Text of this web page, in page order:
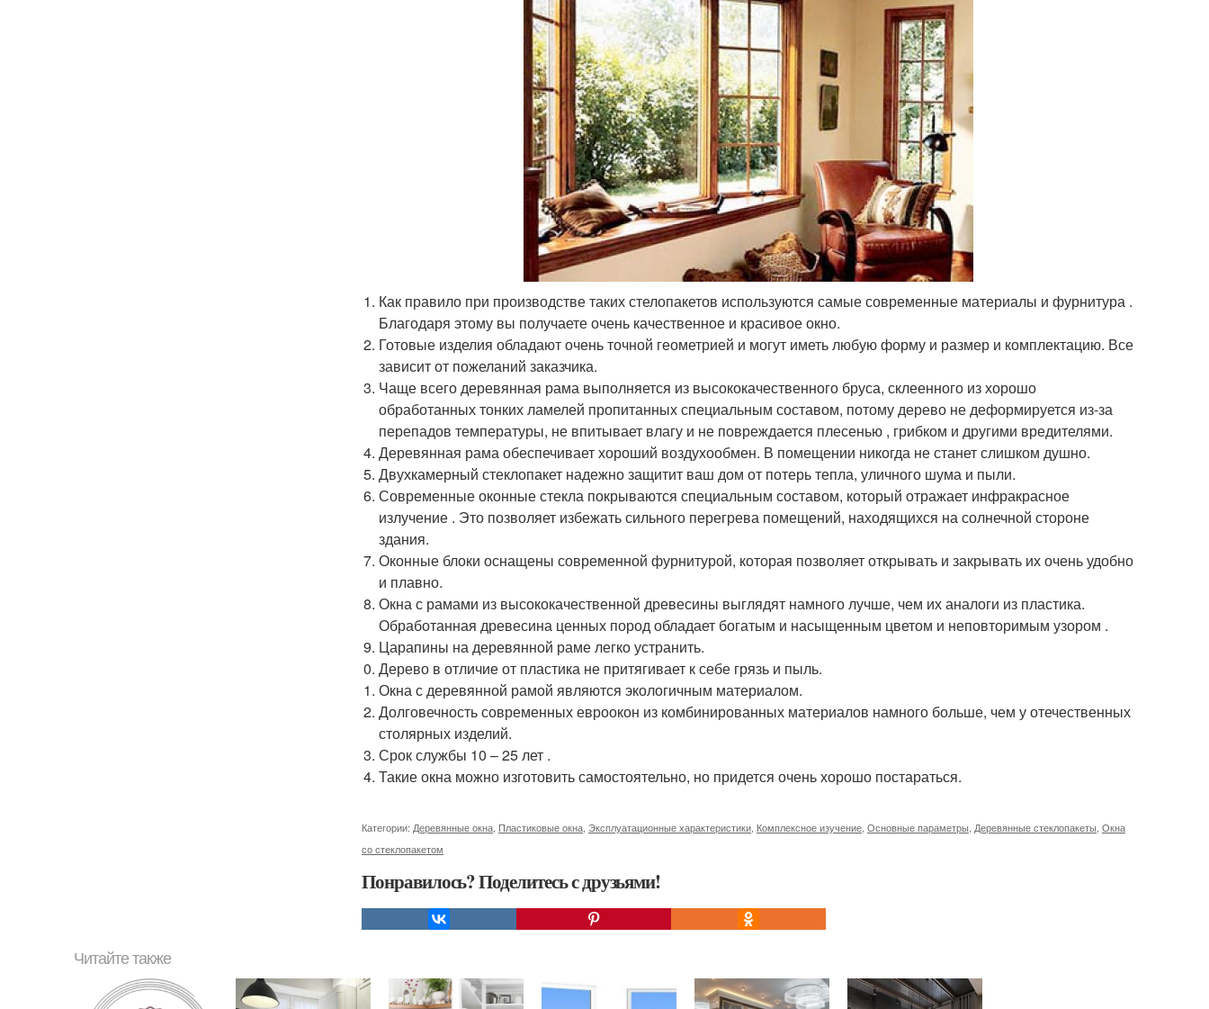
Как правило при производстве таких стелопакетов используются самые современные материалы и фурнитура .
Благодаря этому вы получаете очень качественное и красивое окно.
Готовые изделия обладают очень точной геометрией и могут иметь любую форму и размер и комплектацию. Все
зависит от пожеланий заказчика.
Чаще всего деревянная рама выполняется из высококачественного бруса, склеенного из хорошо
обработанных тонких ламелей пропитанных специальным составом, потому дерево не деформируется из-за
перепадов температуры, не впитывает влагу и не повреждается плесенью , грибком и другими вредителями.
Деревянная рама обеспечивает хороший воздухообмен. В помещении никогда не станет слишком душно.
Двухкамерный стеклопакет надежно защитит ваш дом от потерь тепла, уличного шума и пыли.
Современные оконные стекла покрываются специальным составом, который отражает инфракрасное
излучение . Это позволяет избежать сильного перегрева помещений, находящихся на солнечной стороне
здания.
Оконные блоки оснащены современной фурнитурой, которая позволяет открывать и закрывать их очень удобно
и плавно.
Окна с рамами из высококачественной древесины выглядят намного лучше, чем их аналоги из пластика.
Обработанная древесина ценных пород обладает богатым и насыщенным цветом и неповторимым узором .
Царапины на деревянной раме легко устранить.
Дерево в отличие от пластика не притягивает к себе грязь и пыль.
Окна с деревянной рамой являются экологичным материалом.
Долговечность современных евроокон из комбинированных материалов намного больше, чем у отечественных
столярных изделий.
Срок службы 10 – 25 лет .
Такие окна можно изготовить самостоятельно, но придется очень хорошо постараться.
Категории: Деревянные окна Пластиковые окна Эксплуатационные характеристики Комплексное изучение Основные параметры Деревянные стеклопакеты Окна
со стеклопакетом
Понравилось? Поделитесь с друзьями!
Читайте также